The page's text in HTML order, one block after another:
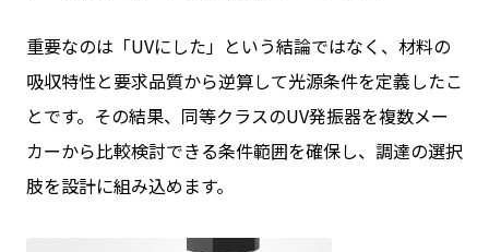
重要なのは「UVにした」という結論ではなく、材料の
吸収特性と要求品質から逆算して光源条件を定義したこ
とです。その結果、同等クラスのUV発振器を複数メー
カーから比較検討できる条件範囲を確保し、調達の選択
肢を設計に組み込めます。